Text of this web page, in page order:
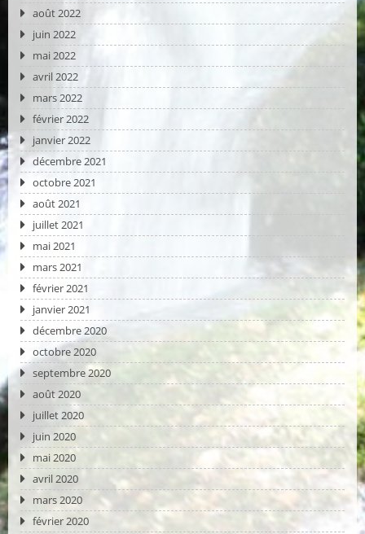
août 2022
juin 2022
mai 2022
avril 2022
mars 2022
février 2022
janvier 2022
décembre 2021
octobre 2021
août 2021
juillet 2021
mai 2021
mars 2021
février 2021
janvier 2021
décembre 2020
octobre 2020
septembre 2020
août 2020
juillet 2020
juin 2020
mai 2020
avril 2020
mars 2020
février 2020